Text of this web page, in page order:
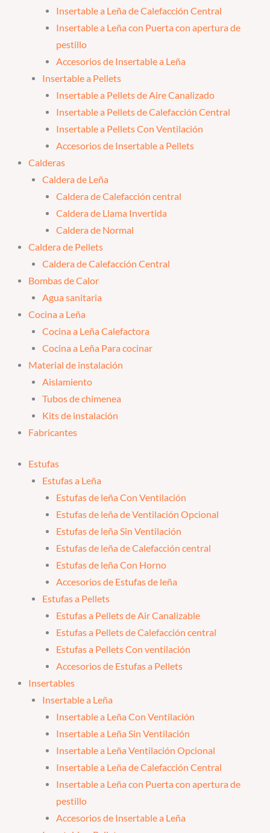
Insertable a Leña de Calefacción Central
Insertable a Leña con Puerta con apertura de
pestillo
Accesorios de Insertable a Leña
Insertable a Pellets
Insertable a Pellets de Aire Canalizado
Insertable a Pellets de Calefacción Central
Insertable a Pellets Con Ventilación
Accesorios de Insertable a Pellets
Calderas
Caldera de Leña
Caldera de Calefacción central
Caldera de Llama Invertida
Caldera de Normal
Caldera de Pellets
Caldera de Calefacción Central
Bombas de Calor
Agua sanitaria
Cocina a Leña
Cocina a Leña Calefactora
Cocina a Leña Para cocinar
Material de instalación
Aislamiento
Tubos de chimenea
Kits de instalación
Fabricantes
Estufas
Estufas a Leña
Estufas de leña Con Ventilación
Estufas de leña de Ventilación Opcional
Estufas de leña Sin Ventilación
Estufas de leña de Calefacción central
Estufas de leña Con Horno
Accesorios de Estufas de leña
Estufas a Pellets
Estufas a Pellets de Air Canalizable
Estufas a Pellets de Calefacción central
Estufas a Pellets Con ventilación
Accesorios de Estufas a Pellets
Insertables
Insertable a Leña
Insertable a Leña Con Ventilación
Insertable a Leña Sin Ventilación
Insertable a Leña Ventilación Opcional
Insertable a Leña de Calefacción Central
Insertable a Leña con Puerta con apertura de
pestillo
Accesorios de Insertable a Leña